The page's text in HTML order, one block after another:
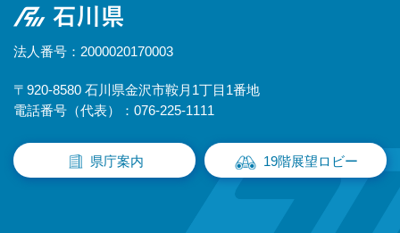
石川県
法人番号：2000020170003
〒920-8580 石川県金沢市鞍月1丁目1番地
電話番号（代表）：076-225-1111
県庁案内 19階展望ロビー